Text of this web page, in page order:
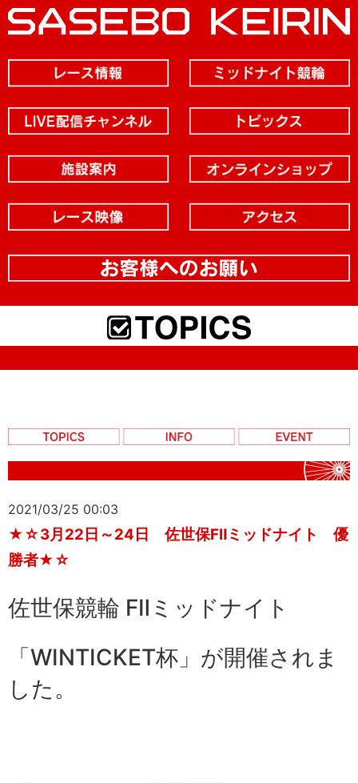
2021/03/25 00:03
★☆3月22日～24日 佐世保FⅡミッドナイト 優
勝者★☆
佐世保競輪 FⅡミッドナイト
「WINTICKET杯 」が開催されま
した。